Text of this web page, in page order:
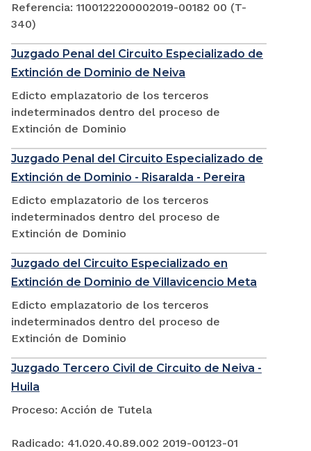
Referencia: 1100122200002019-00182 00 (T-
340)
Juzgado Penal del Circuito Especializado de
Extinción de Dominio de Neiva
Edicto emplazatorio de los terceros
indeterminados dentro del proceso de
Extinción de Dominio
Juzgado Penal del Circuito Especializado de
Extinción de Dominio - Risaralda - Pereira
Edicto emplazatorio de los terceros
indeterminados dentro del proceso de
Extinción de Dominio
Juzgado del Circuito Especializado en
Extinción de Dominio de Villavicencio Meta
Edicto emplazatorio de los terceros
indeterminados dentro del proceso de
Extinción de Dominio
Juzgado Tercero Civil de Circuito de Neiva -
Huila
Proceso: Acción de Tutela
Radicado: 41.020.40.89.002 2019-00123-01